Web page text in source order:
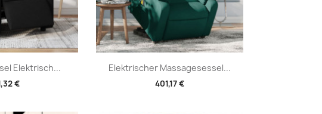
Elektrisch...
€
Elektrischer Massagesessel...
401,17 €
Vorschau